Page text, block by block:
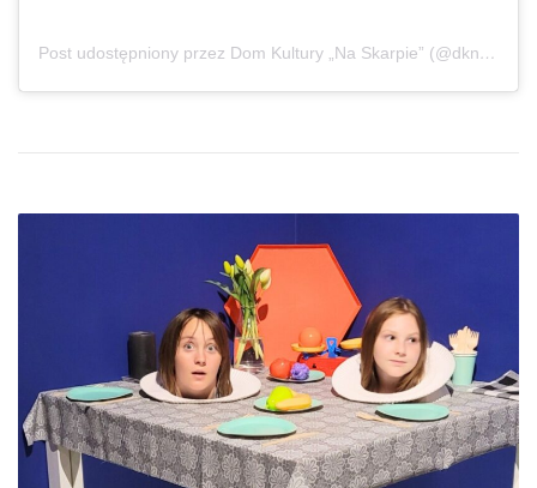
Post udostępniony przez Dom Kultury „Na Skarpie” (@dknaskarpie)